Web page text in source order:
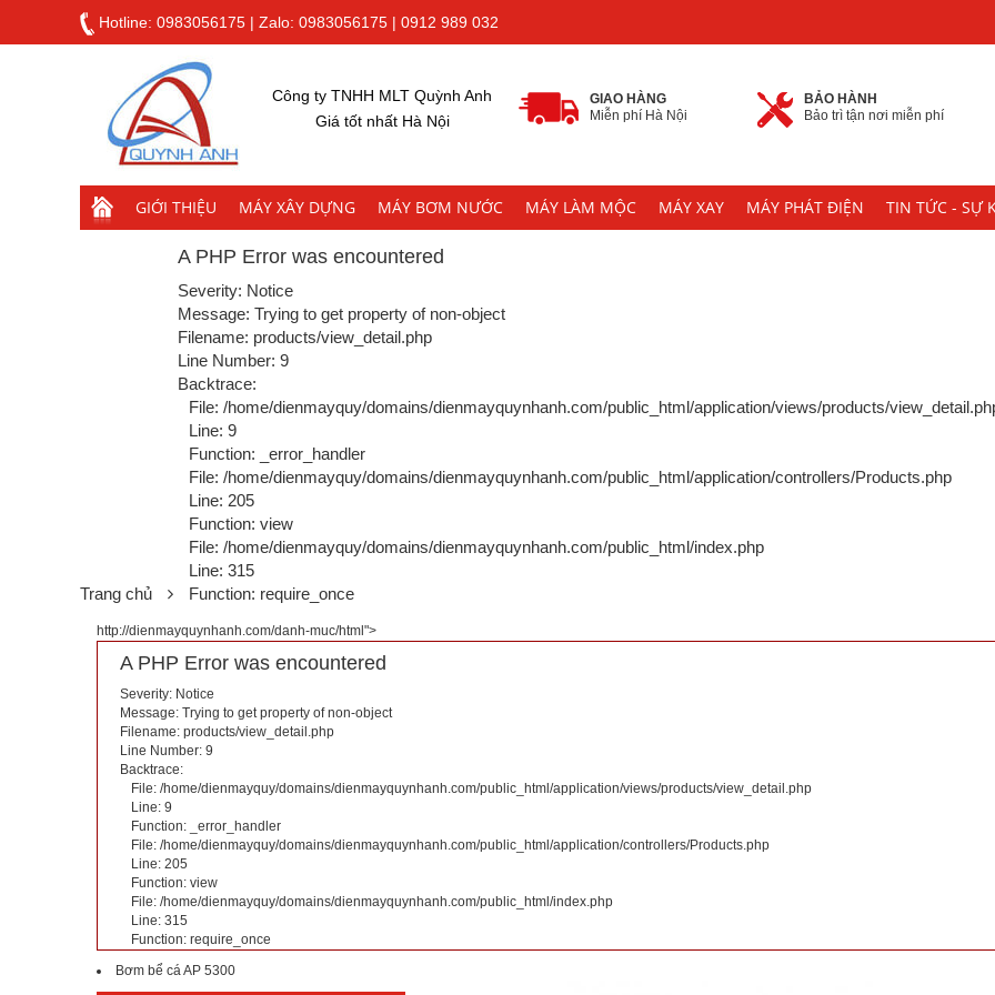
Hotline: 0983056175 | Zalo: 0983056175 | 0912 989 032
Công ty TNHH MLT Quỳnh Anh
Giá tốt nhất Hà Nội
GIAO HÀNG
Miễn phí Hà Nội
BẢO HÀNH
Bảo trì tận nơi miễn phí
GIỚI THIỆU MÁY XÂY DỰNG MÁY BƠM NƯỚC MÁY LÀM MỘC MÁY XAY MÁY PHÁT ĐIỆN TIN TỨC - SỰ
Trang chủ
A PHP Error was encountered
Severity: Notice
Message: Trying to get property of non-object
Filename: products/view_detail.php
Line Number: 9
Backtrace:
File: /home/dienmayquy/domains/dienmayquynhanh.com/public_html/application/views/products/
Line: 9
Function: _error_handler
File: /home/dienmayquy/domains/dienmayquynhanh.com/public_html/application/controllers/Products.php
Line: 205
Function: view
File: /home/dienmayquy/domains/dienmayquynhanh.com/public_html/index.php
Line: 315
Function: require_once
http://dienmayquynhanh.com/danh-muc/html">
A PHP Error was encountered
Severity: Notice
Message: Trying to get property of non-object
Filename: products/view_detail.php
Line Number: 9
Backtrace:
File: /home/dienmayquy/domains/dienmayquynhanh.com/public_html/application/views/products/view_detail.php
Line: 9
Function: _error_handler
File: /home/dienmayquy/domains/dienmayquynhanh.com/public_html/application/controllers/Products.php
Line: 205
Function: view
File: /home/dienmayquy/domains/dienmayquynhanh.com/public_html/index.php
Line: 315
Function: require_once
Bơm bể cá AP 5300